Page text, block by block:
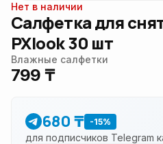
Нет в наличии
Салфетка для
PXlook 30 шт
Влажные салфетки
799 ₸
680 ₸ -15%
для подписчиков Telegram